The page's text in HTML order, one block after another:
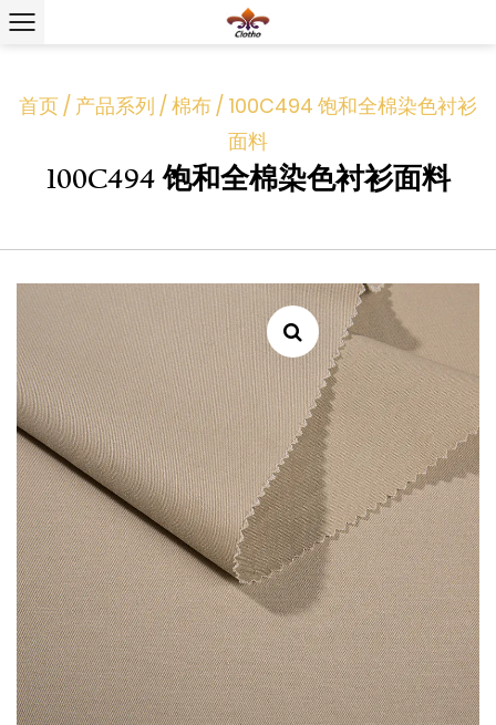
首页/ 产品系列 /棉布/ 100C494 饱和全棉染色衬衫
面料
100C494 饱和全棉染色衬衫面料